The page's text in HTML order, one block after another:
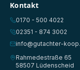
Kontakt
0170 - 500 4022
02351 - 874 3002
info@gutachter-
Rahmedestraße 65
58507 Lüdenscheid